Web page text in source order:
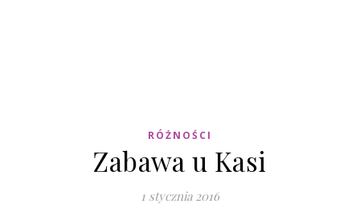
RÓŻNOŚCI
Zabawa u Kasi
1 stycznia 2016